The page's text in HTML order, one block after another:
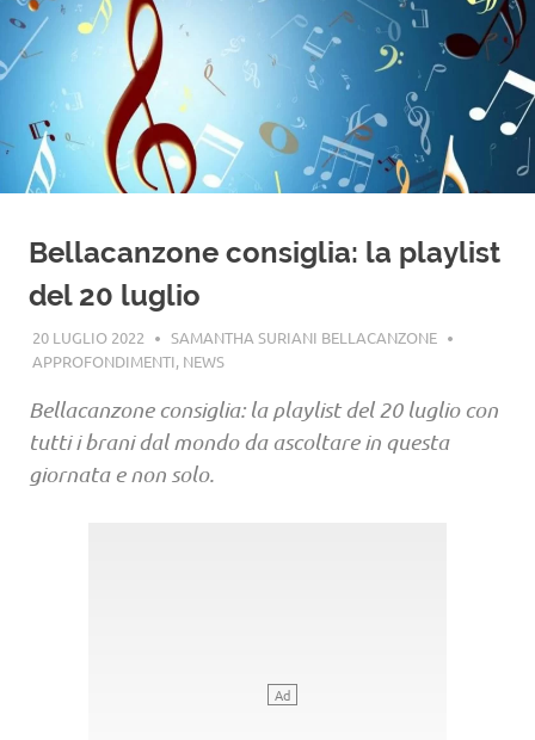
Bellacanzone consiglia: la playlist
del 20 luglio
20 LUGLIO 2022
SAMANTHA SURIANI BELLACANZONE
APPROFONDIMENTI, NEWS
Bellacanzone consiglia: la playlist del 20 luglio con
tutti i brani dal mondo da ascoltare in questa
giornata e non solo.